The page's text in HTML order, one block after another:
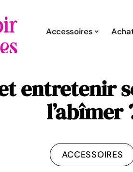
Accessoires
entretenir
l’abîmer
ACCESSOIRES